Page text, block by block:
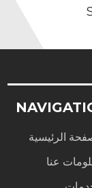
الرئيسية
عنا